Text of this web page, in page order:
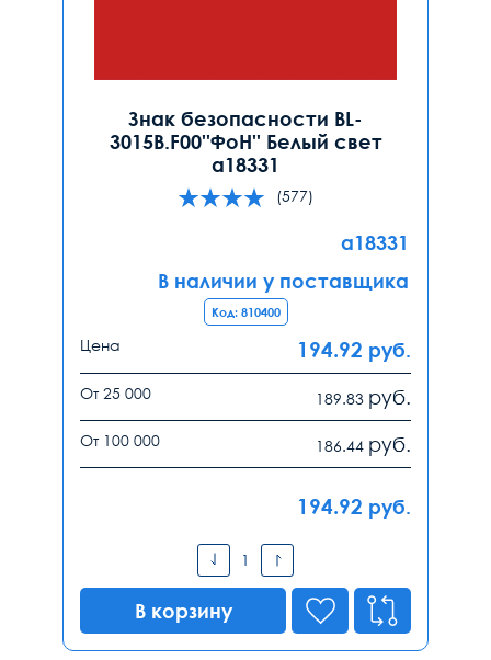
Знак безопасности BL-
3015B.F00''ФоН'' Белый свет
a18331
(577)
a18331
В наличии у поставщика
Код: 810400
Цена 194.92 руб.
От 25 000 189.83 руб.
От 100 000 186.44 руб.
194.92 руб.
В корзину